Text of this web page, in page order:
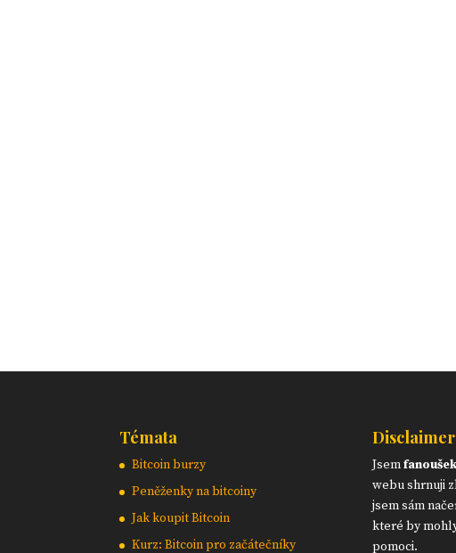
Témata
Bitcoin burzy
Peněženky na bitcoiny
Jak koupit Bitcoin
Kurz: Bitcoin pro začátečníky
Disclaimer
Jsem
webu shrnuji
jsem sám
které by
pomoci.